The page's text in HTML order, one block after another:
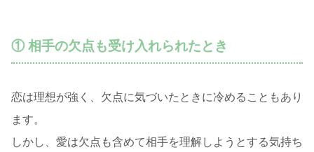
① 相手の欠点も受け入れられたとき
恋は理想が強く、欠点に気づいたときに冷めることもあり
ます。
しかし、愛は欠点も含めて相手を理解しようとする気持ち